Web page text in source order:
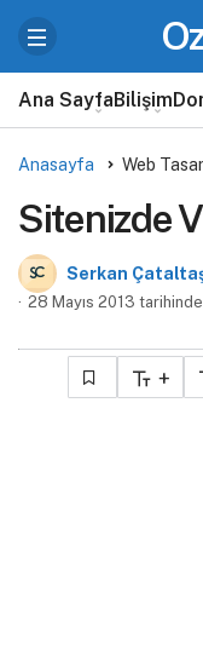
Ana SayfaBilişim
Anasayfa Web
Sitenizde
Serkan
28 Mayıs 2013
+